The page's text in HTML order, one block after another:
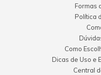
Formas
Política
Como
Dicas de Uso e
Central